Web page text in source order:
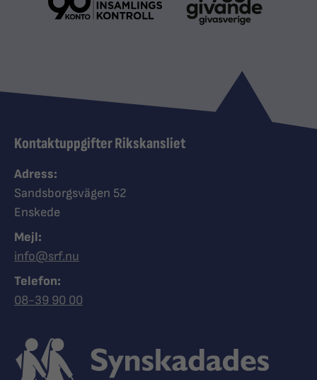
Kontaktuppgifter Rikskansliet
Adress:
Sandsborgsvägen 52
Enskede
Mejl:
info@srf.nu
Telefon:
Ring Synskadades riksförbund
08-39 90 00